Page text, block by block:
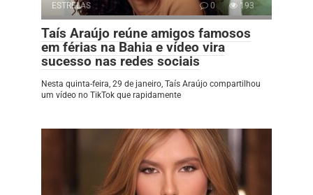
ESTRELAS 0 193
Taís Araújo reúne amigos famosos
em férias na Bahia e vídeo vira
sucesso nas redes sociais
Nesta quinta-feira, 29 de janeiro, Taís Araújo compartilhou
um vídeo no TikTok que rapidamente